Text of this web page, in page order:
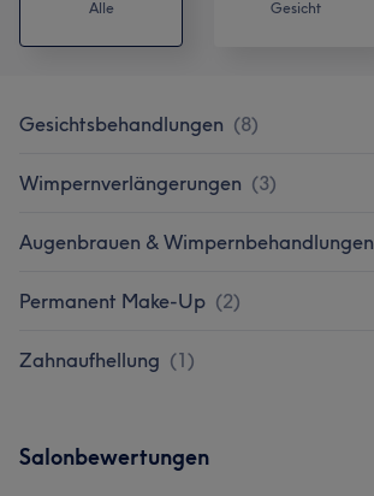
Alle Gesicht
Gesichtsbehandlungen (8)
Wimpernverlängerungen (3)
Augenbrauen & Wimpernbehandlungen
Permanent Make-Up (2)
Zahnaufhellung (1)
Salonbewertungen